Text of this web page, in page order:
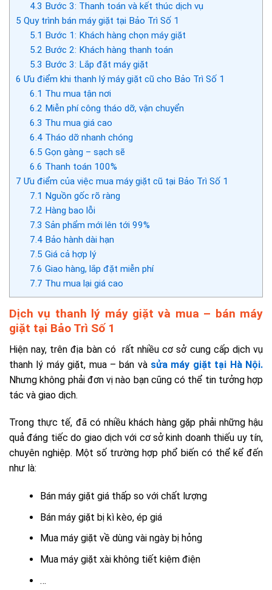
4.3 Bước 3: Thanh toán và kết thúc dịch vụ
5 Quy trình bán máy giặt tại Bảo Trì Số 1
5.1 Bước 1: Khách hàng chọn máy giặt
5.2 Bước 2: Khách hàng thanh toán
5.3 Bước 3: Lắp đặt máy giặt
6 Ưu điểm khi thanh lý máy giặt cũ cho Bảo Trì Số 1
6.1 Thu mua tận nơi
6.2 Miễn phí công tháo dỡ, vận chuyển
6.3 Thu mua giá cao
6.4Tháo dỡ nhanh chóng
6.5 Gọn gàng – sạch sẽ
6.6 Thanh toán 100%
7 Ưu điểm của việc mua máy giặt cũ tại Bảo Trì Số 1
7.1 Nguồn gốc rõ ràng
7.2 Hàng bao lỗi
7.3 Sản phẩm mới lên tới 99%
7.4Bảo hành dài hạn
7.5 Giá cả hợp lý
7.6 Giao hàng, lắp đặt miễn phí
7.7 Thu mua lại giá cao
Dịch vụ thanh lý máy giặt và mua – bán máy
giặt tại Bảo Trì Số 1
Hiện nay, trên địa bàn có rất nhiều cơ sở cung cấp dịch vụ
thanh lý máy giặt, mua – bán và sửa máy giặt tại Hà Nội.
Nhưng không phải đơn vị nào bạn cũng có thể tin tưởng hợp
tác và giao dịch.
Trong thực tế, đã có nhiều khách hàng gặp phải những hậu
quả đáng tiếc do giao dịch với cơ sở kinh doanh thiếu uy tín,
chuyên nghiệp. Một số trường hợp phổ biến có thể kể đến
như là:
Bán máy giặt giá thấp so với chất lượng
Bán máy giặt bị kì kèo, ép giá
Mua máy giặt về dùng vài ngày bị hỏng
Mua máy giặt xài không tiết kiệm điện
…